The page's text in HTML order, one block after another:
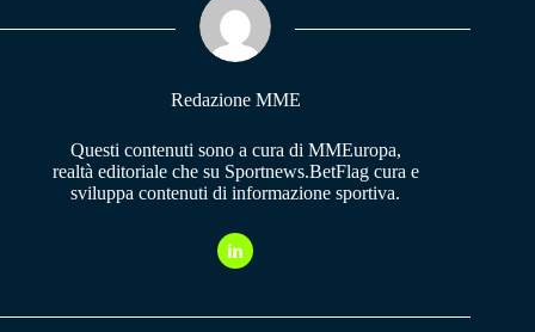
pp m
Redazione MME
Questi contenuti sono a cura di MMEuropa,
realtà editoriale che su Sportnews.BetFlag cura e
sviluppa contenuti di informazione sportiva.